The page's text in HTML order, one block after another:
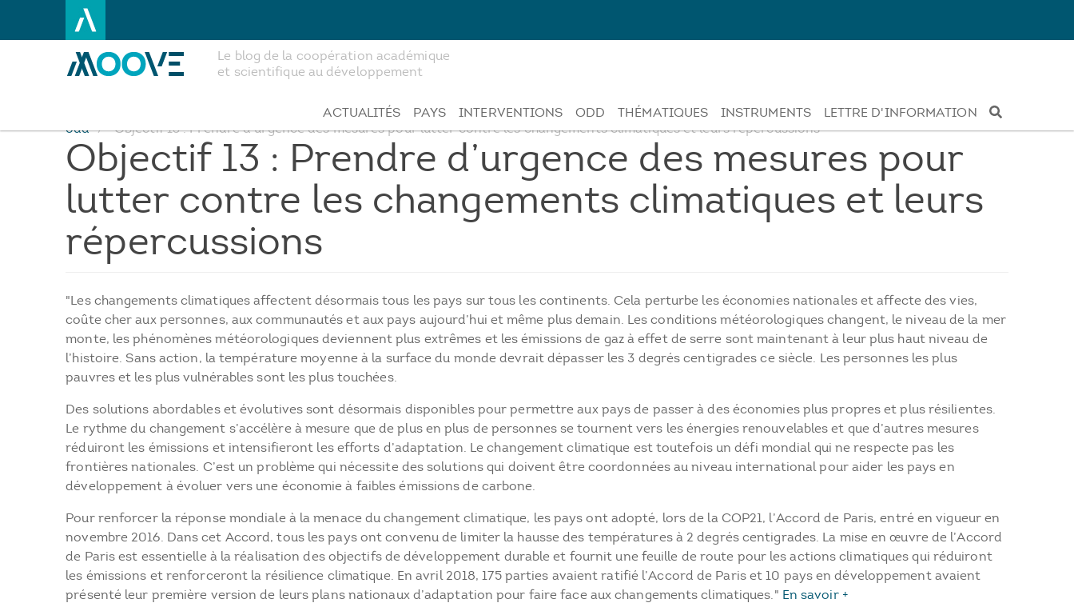
principal
Le blog de la coopération académique
et scientifique au développement
ACTUALITÉS PAYS INTERVENTIONS ODD THÉMATIQUES INSTRUMENTS
LETTRE D'INFORMATION
odd
Objectif 13 : Prendre d’urgence des mesures pour lutter contre les changements climatiques et leurs répercussions
Objectif 13 : Prendre d’urgence des mesures pour
lutter contre les changements climatiques et leurs
répercussions
"Les changements climatiques affectent désormais tous les pays sur tous les continents. Cela perturbe les économies nationales et affecte des vies,
coûte cher aux personnes, aux communautés et aux pays aujourd’hui et même plus demain. Les conditions météorologiques changent, le niveau de la mer
monte, les phénomènes météorologiques deviennent plus extrêmes et les émissions de gaz à effet de serre sont maintenant à leur plus haut niveau de
l’histoire. Sans action, la température moyenne à la surface du monde devrait dépasser les 3 degrés centigrades ce siècle. Les personnes les plus
pauvres et les plus vulnérables sont les plus touchées.
Des solutions abordables et évolutives sont désormais disponibles pour permettre aux pays de passer à des économies plus propres et plus résilientes.
Le rythme du changement s’accélère à mesure que de plus en plus de personnes se tournent vers les énergies renouvelables et que d’autres mesures
réduiront les émissions et intensifieront les efforts d’adaptation. Le changement climatique est toutefois un défi mondial qui ne respecte pas les
frontières nationales. C’est un problème qui nécessite des solutions qui doivent être coordonnées au niveau international pour aider les pays en
développement à évoluer vers une économie à faibles émissions de carbone.
Pour renforcer la réponse mondiale à la menace du changement climatique, les pays ont adopté, lors de la COP21, l’Accord de Paris, entré en vigueur en
novembre 2016. Dans cet Accord, tous les pays ont convenu de limiter la hausse des températures à 2 degrés centigrades. La mise en œuvre de l’Accord
de Paris est essentielle à la réalisation des objectifs de développement durable et fournit une feuille de route pour les actions climatiques qui réduiront
les émissions et renforceront la résilience climatique. En avril 2018, 175 parties avaient ratifié l’Accord de Paris et 10 pays en développement avaient
présenté leur première version de leurs plans nationaux d’adaptation pour faire face aux changements climatiques." En savoir +